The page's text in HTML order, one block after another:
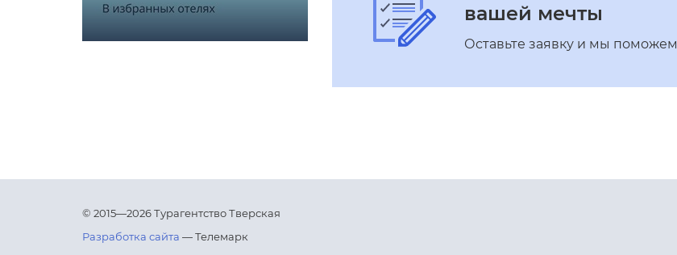
вашей мечты
Оставьте заявку и мы поможем
© 2015—2026 Турагентство Тверская
Разработка сайта — Телемарк